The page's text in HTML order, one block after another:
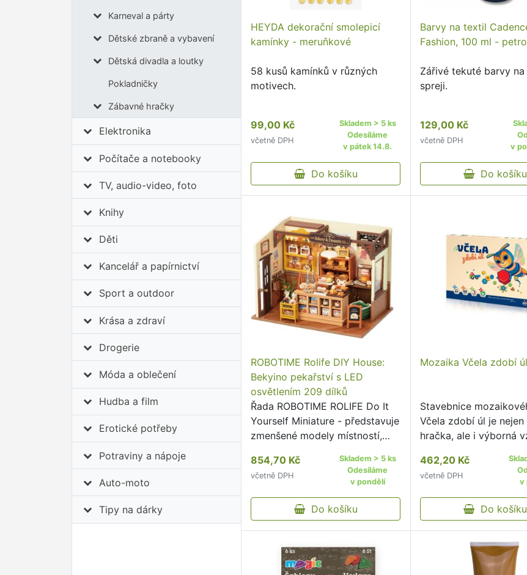
Karneval a párty
Dětské zbraně a vybavení
Dětská divadla a loutky
Pokladničky
Zábavné hračky
Elektronika
Počítače a notebooky
TV, audio-video, foto
Knihy
Děti
Kancelář a papírnictví
Sport a outdoor
Krása a zdraví
Drogerie
Móda a oblečení
Hudba a film
Erotické potřeby
Potraviny a nápoje
Auto-moto
Tipy na dárky
HEYDA dekorační smolepicí
kamínky - meruňkové
58 kusů kamínků v různých
motivech.
99,00 Kč
včetně DPH
Skladem > 5 ks
Odesíláme
v pátek 14.8.
Do košíku
Barvy na textil
Fashion, 100 ml -
Zářivé tekuté barvy
spreji.
129,00 Kč
včetně DPH
v
Do košíku
ROBOTIME Rolife DIY House:
Bekyino pekařství s LED
osvětlením 209 dílků
Řada ROBOTIME ROLIFE Do It
Yourself Miniature - představuje
zmenšené modely místností,
854,70 Kč
včetně DPH
Skladem > 5 ks
Odesíláme
v pondělí
Do košíku
Mozaika Včela zdobí
Stavebnice
Včela zdobí úl je nejen
hračka, ale i výborná
462,20 Kč
včetně DPH
v
Do košíku